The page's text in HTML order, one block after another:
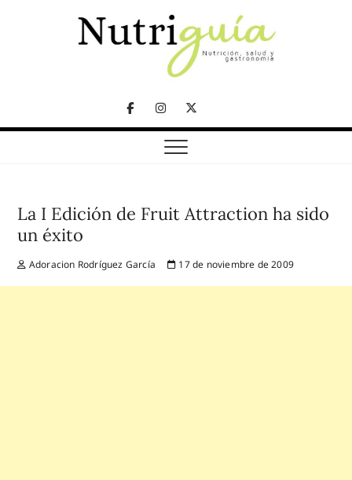
FacebookInstagram
Twitter
Telegram
Nutriguía (Desde
2002)
La I Edición de Fruit Attraction ha sido
un éxito
Adoracion Rodríguez García 17 de noviembre de 2009